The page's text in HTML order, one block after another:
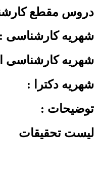
دروس مقطع
شهریه کارشناسی :
شهریه کارشناسی
شهریه دکترا :
توضیحات :
لیست تحقیقات